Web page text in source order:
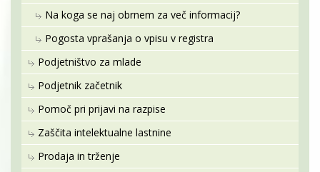
Na koga se naj obrnem za več informacij?
Pogosta vprašanja o vpisu v registra
Podjetništvo za mlade
Podjetnik začetnik
Pomoč pri prijavi na razpise
Zaščita intelektualne lastnine
Prodaja in trženje